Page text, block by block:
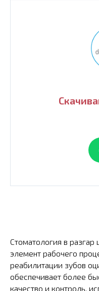
Стоматология в
элемент рабочего
реабилитации зубов
обеспечивает более
качество и контроль,